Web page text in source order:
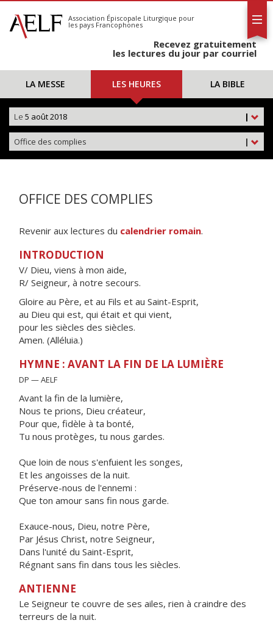
S'abonner
Calendrier
Association Épiscopale Liturgique pour
les pays Francophones
Recevez gratuitement
les lectures du jour par courriel
LA MESSE LES HEURES LA BIBLE
|
Le 5 août 2018
|
Office des complies
OFFICE DES COMPLIES
Revenir aux lectures du calendrier romain.
INTRODUCTION
V/ Dieu, viens à mon aide,
R/ Seigneur, à notre secours.
Gloire au Père, et au Fils et au Saint-Esprit,
au Dieu qui est, qui était et qui vient,
pour les siècles des siècles.
Amen. (Alléluia.)
HYMNE : AVANT LA FIN DE LA LUMIÈRE
DP — AELF
Avant la fin de la lumière,
Nous te prions, Dieu créateur,
Pour que, fidèle à ta bonté,
Tu nous protèges, tu nous gardes.
Que loin de nous s'enfuient les songes,
Et les angoisses de la nuit.
Préserve-nous de l'ennemi :
Que ton amour sans fin nous garde.
Exauce-nous, Dieu, notre Père,
Par Jésus Christ, notre Seigneur,
Dans l'unité du Saint-Esprit,
Régnant sans fin dans tous les siècles.
ANTIENNE
Le Seigneur te couvre de ses ailes, rien à craindre des
terreurs de la nuit.